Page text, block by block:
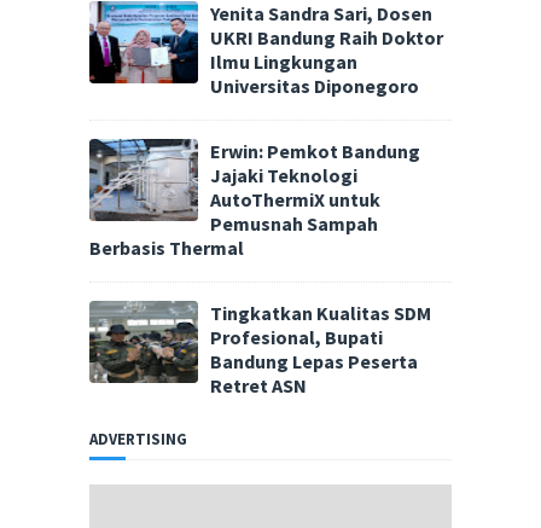
Yenita Sandra Sari, Dosen
UKRI Bandung Raih Doktor
Ilmu Lingkungan
Universitas Diponegoro
Erwin: Pemkot Bandung
Jajaki Teknologi
AutoThermiX untuk
Pemusnah Sampah
Berbasis Thermal
Tingkatkan Kualitas SDM
Profesional, Bupati
Bandung Lepas Peserta
Retret ASN
ADVERTISING